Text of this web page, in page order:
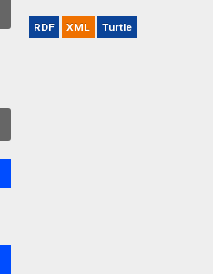
RDF XML Turtle